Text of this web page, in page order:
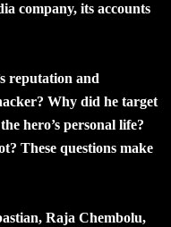
company, its accounts
reputation and
Why did he target
hero’s personal life?
These questions make
Raja Chembolu,